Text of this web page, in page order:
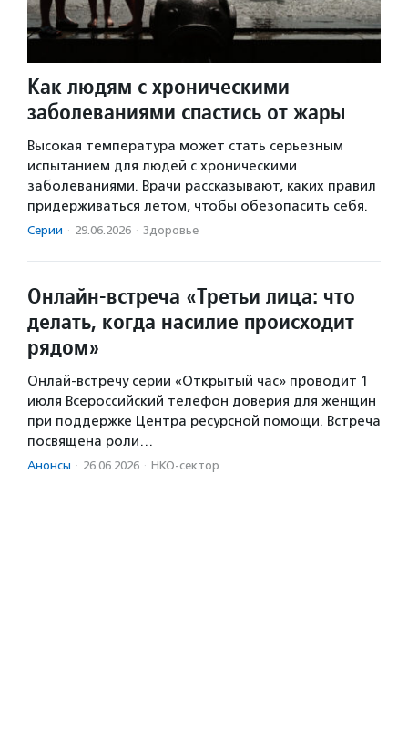
Как людям с хроническими
заболеваниями спастись от жары
Высокая температура может стать серьезным
испытанием для людей с хроническими
заболеваниями. Врачи рассказывают, каких правил
придерживаться летом, чтобы обезопасить себя.
Серии · 29.06.2026 · Здоровье
Онлайн-встреча «Третьи лица: что
делать, когда насилие происходит
рядом»
Онлай-встречу серии «Открытый час» проводит 1
июля Всероссийский телефон доверия для женщин
при поддержке Центра ресурсной помощи. Встреча
посвящена роли…
Анонсы · 26.06.2026 · НКО-сектор